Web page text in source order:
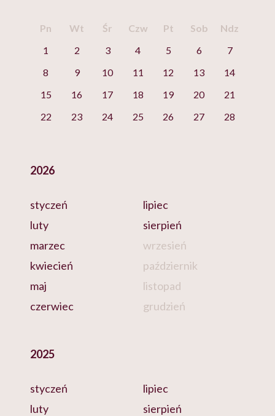
Pn Wt Śr Czw Pt Sob
Ndz
1
2 3 4 5 6
7
8
9 10 11 12 13
14
15
16 17 18 19 20
21
22
23 24 25 26 27 28
2026
styczeń
luty
marzec
kwiecień
maj
czerwiec
lipiec
sierpień
wrzesień
październik
listopad
grudzień
2025
styczeń
luty
lipiec
sierpień